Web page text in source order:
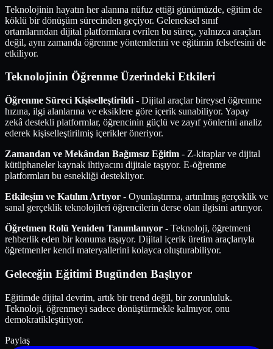
Teknolojinin hayatın her alanına nüfuz ettiği günümüzde, eğitim de
köklü bir dönüşüm sürecinden geçiyor. Geleneksel sınıf
ortamlarından dijital platformlara evrilen bu süreç, yalnızca araçları
değil, aynı zamanda öğrenme yöntemlerini ve eğitimin felsefesini de
etkiliyor.
Teknolojinin Öğrenme Üzerindeki Etkileri
Öğrenme Süreci Kişiselleştirildi - Dijital araçlar bireysel öğrenme
hızına, ilgi alanlarına ve eksiklere göre içerik sunabiliyor. Yapay
zekâ destekli platformlar, öğrencinin güçlü ve zayıf yönlerini analiz
ederek kişiselleştirilmiş içerikler öneriyor.
Zamandan ve Mekândan Bağımsız Eğitim - Z-kitaplar ve dijital
kütüphaneler kaynak ihtiyacını dijitale taşıyor. E-öğrenme
platformları bu esnekliği destekliyor.
Etkileşim ve Katılım Artıyor - Oyunlaştırma, artırılmış gerçeklik ve
sanal gerçeklik teknolojileri öğrencilerin derse olan ilgisini artırıyor.
Öğretmen Rolü Yeniden Tanımlanıyor - Teknoloji, öğretmeni
rehberlik eden bir konuma taşıyor. Dijital içerik üretim araçlarıyla
öğretmenler kendi materyallerini kolayca oluşturabiliyor.
Geleceğin Eğitimi Bugünden Başlıyor
Eğitimde dijital devrim, artık bir trend değil, bir zorunluluk.
Teknoloji, öğrenmeyi sadece dönüştürmekle kalmıyor, onu
demokratikleştiriyor.
Paylaş